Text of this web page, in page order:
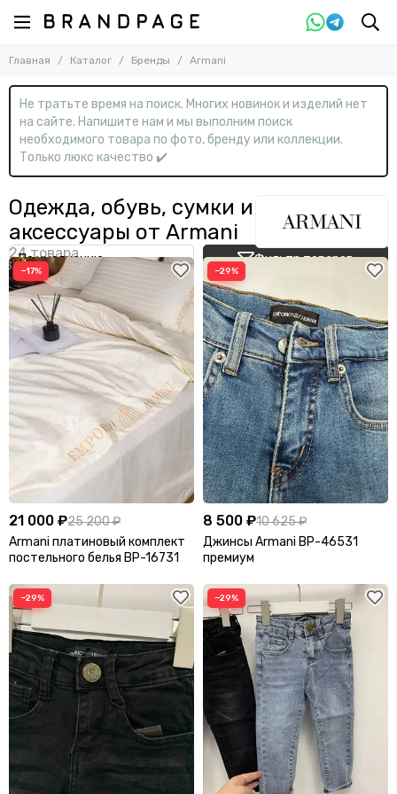
Назад
Бренды
Смотреть все бренды
0-9
13DE Marzo
A
Acne Studios
Adidas
ALAÏA
Alemais
Alessandra Rich
Alex Perry
Alexander McQueen
Alexander Wang
Alexandere Vauthier
Ambush
AMI Paris
Amina Muaddi
AMIRI
Angelo Galasso
APM Monaco
Appolo
Aquazzura Firenze
Arcteryx
AREA
Armani
Attico
Audemars Piguet
B
BC
Benedetta Bruzziches
Berluti
Bikkembergs
Billionaire
Blumarine
Boss
Bottega Veneta
Boucheron
Breguet
Brioni
Burberry
Bvlgari
Главная Каталог Бренды Armani
Не тратьте время на поиск. Многих новинок и изделий нет
на сайте. Напишите нам и мы выполним поиск
необходимого товара по фото, бренду или коллекции.
Только люкс качество ✔️
Одежда, обувь, сумки и
аксессуары от Armani
Фильтр товаров
−17%
21 000 ₽25 200 ₽
Armani платиновый комплект
постельного белья BP-16731
−29%
8 500 ₽10 625 ₽
Джинсы Armani BP-46531
премиум
−29% −29%